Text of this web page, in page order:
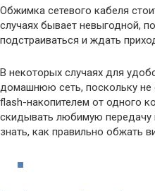
Обжимка сетевого кабеля
случаях бывает невыгодной,
подстраиваться и ждать
В некоторых случаях для
домашнюю сеть, поскольку не
flash-накопителем от одного
скидывать любимую передачу
знать, как правильно обжать